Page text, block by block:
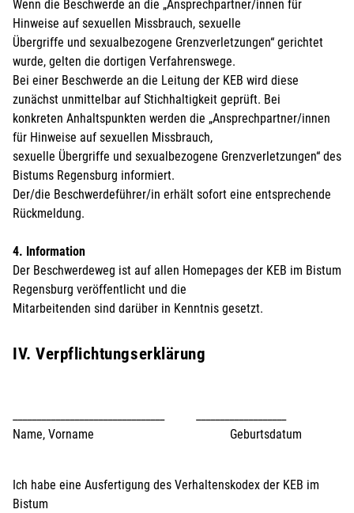
Wenn die Beschwerde an die „Ansprechpartner/innen für
Hinweise auf sexuellen Missbrauch, sexuelle
Übergriffe und sexualbezogene Grenzverletzungen“ gerichtet
wurde, gelten die dortigen Verfahrenswege.
Bei einer Beschwerde an die Leitung der KEB wird diese
zunächst unmittelbar auf Stichhaltigkeit geprüft. Bei
konkreten Anhaltspunkten werden die „Ansprechpartner/innen
für Hinweise auf sexuellen Missbrauch,
sexuelle Übergriffe und sexualbezogene Grenzverletzungen“ des
Bistums Regensburg informiert.
Der/die Beschwerdeführer/in erhält sofort eine entsprechende
Rückmeldung.
4. Information
Der Beschwerdeweg ist auf allen Homepages der KEB im Bistum
Regensburg veröffentlicht und die
Mitarbeitenden sind darüber in Kenntnis gesetzt.
IV. Verpflichtungserklärung
Name, Vorname Geburtsdatum
Ich habe eine Ausfertigung des Verhaltenskodex der KEB im
Bistum